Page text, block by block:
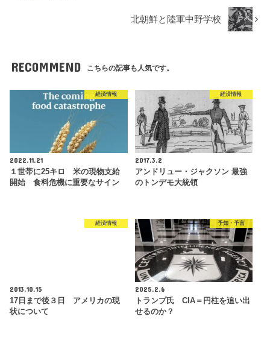
北朝鮮と陸軍中野学校
RECOMMEND こちらの記事も人気です。
経済情報
2022.11.21
１世帯に25キロ 米の現物支給
開始 食料危機に重要なサイン
経済情報
2017.3.2
アンドリュー・ジャクソン 最強
のトンデモ大統領
経済情報
2013.10.15
17日まで後３日 アメリカの現
状について
予知・予言
2025.2.6
トランプ氏 CIA＝円柱を追い出
せるのか？